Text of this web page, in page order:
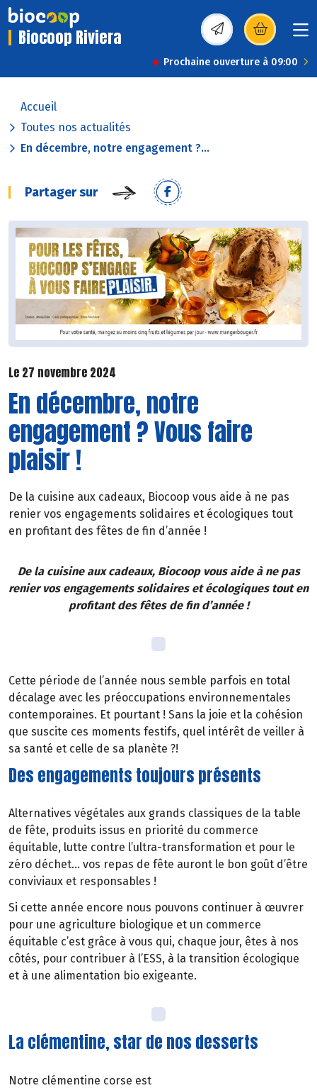
Biocoop Riviera (s’ouvre dans une
Prochaine ouverture à 09:00
Accueil
Toutes nos actualités
En décembre, notre engagement ?...
Partager sur
Le 27 novembre 2024
En décembre, notre
engagement ? Vous faire
plaisir !
De la cuisine aux cadeaux, Biocoop vous aide à ne pas
renier vos engagements solidaires et écologiques tout
en profitant des fêtes de fin d’année !
De la cuisine aux cadeaux, Biocoop vous aide à ne pas
renier vos engagements solidaires et écologiques tout en
profitant des fêtes de fin d’année !
Cette période de l’année nous semble parfois en total
décalage avec les préoccupations environnementales
contemporaines. Et pourtant ! Sans la joie et la cohésion
que suscite ces moments festifs, quel intérêt de veiller à
sa santé et celle de sa planète ?!
Des engagements toujours présents
Alternatives végétales aux grands classiques de la table
de fête, produits issus en priorité du commerce
équitable, lutte contre l’ultra-transformation et pour le
zéro déchet… vos repas de fête auront le bon goût d’être
conviviaux et responsables !
Si cette année encore nous pouvons continuer à œuvrer
pour une agriculture biologique et un commerce
équitable c’est grâce à vous qui, chaque jour, êtes à nos
côtés, pour contribuer à l’ESS, à la transition écologique
et à une alimentation bio exigeante.
La clémentine, star de nos desserts
Notre clémentine corse est